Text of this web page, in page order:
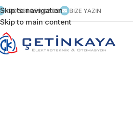
Skip to navigation
Skip to main content
+90 531 959 02 09 BİZE YAZIN